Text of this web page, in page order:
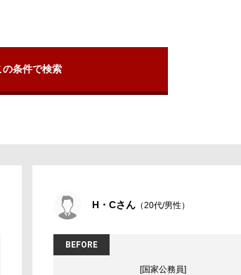
H・Cさん （20代/男性）
BEFORE
[国家公務員]